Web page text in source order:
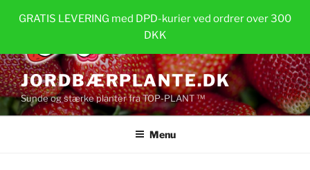
GRATIS LEVERING med DPD-kurier ved ordrer over 300
DKK
JORDBÆRPLANTE.DK
Sunde og stærke planter fra TOP-PLANT ™
Menu